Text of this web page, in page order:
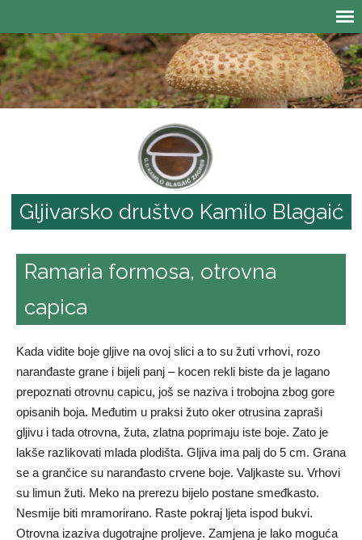
Gljivarsko društvo Kamilo Blagaić
Ramaria formosa, otrovna
capica
Kada vidite boje gljive na ovoj slici a to su žuti vrhovi, rozo
naranđaste grane i bijeli panj – kocen rekli biste da je lagano
prepoznati otrovnu capicu, još se naziva i trobojna zbog gore
opisanih boja. Međutim u praksi žuto oker otrusina zapraši
gljivu i tada otrovna, žuta, zlatna poprimaju iste boje. Zato je
lakše razlikovati mlada plodišta. Gljiva ima palj do 5 cm. Grana
se a grančice su naranđasto crvene boje. Valjkaste su. Vrhovi
su limun žuti. Meko na prerezu bijelo postane smeđkasto.
Nesmije biti mramorirano. Raste pokraj ljeta ispod bukvi.
Otrovna izaziva dugotrajne proljeve. Zamjena je lako moguća